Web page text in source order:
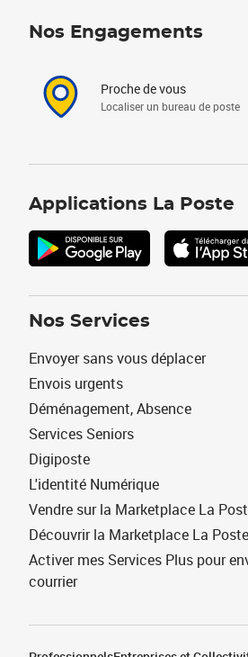
Nos Engagements
Proche de vous
Localiser un bureau de poste
Applications La Poste
Nos Services
Envoyer sans vous déplacer
Envois urgents
Déménagement, Absence
Services Seniors
Digiposte
L'identité Numérique
Vendre sur la Marketplace La
Découvrir la Marketplace La Poste
Activer mes Services Plus pour
courrier